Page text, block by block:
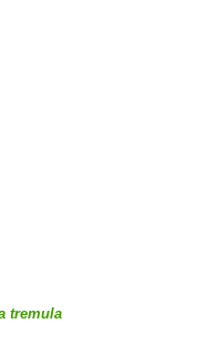
tremula